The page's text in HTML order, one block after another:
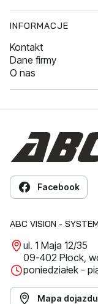
INFORMACJE
Kontakt
Dane firmy
O nas
Facebook
ABC VISION -
ul. 1 Maja 12/35
09-402 Płock,
poniedziałek -
Mapa dojazdu